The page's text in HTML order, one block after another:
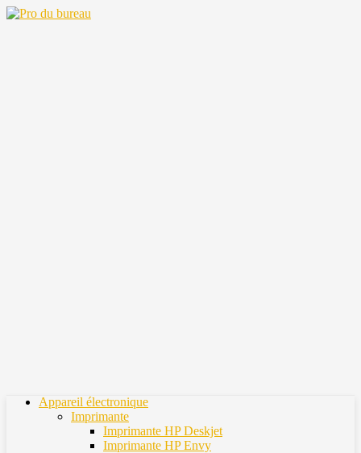
Appareil électronique
Imprimante
Imprimante HP Deskjet
Imprimante HP Envy